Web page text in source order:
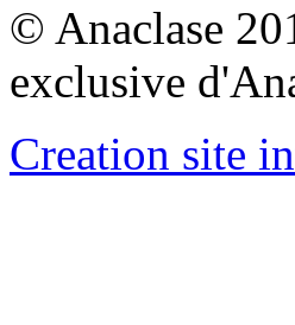
© Anaclase
exclusive
Creation site